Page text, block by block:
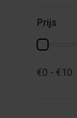
Prijs
€0 - €10